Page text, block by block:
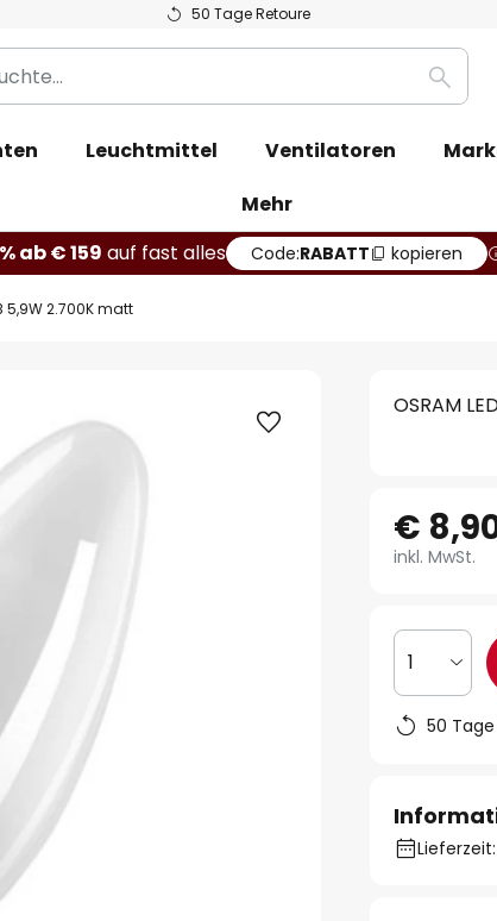
50 Tage Retoure
Suche
Leuchtmittel Ventilatoren
Mehr
ab € 159 auf fast alles Code:RABATT kopieren
5,9W 2.700K matt
OSRAM
€
inkl. MwSt.
1
50